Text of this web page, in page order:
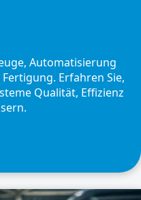
Automatisierung
Erfahren Sie,
Qualität, Effizienz